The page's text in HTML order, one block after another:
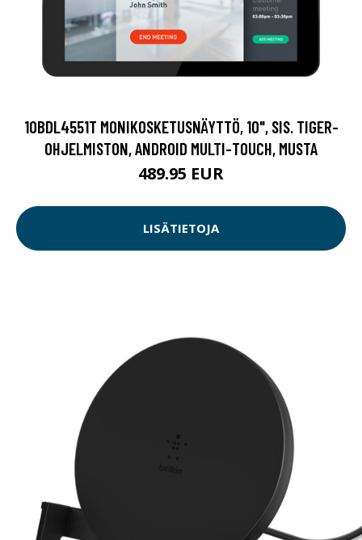
10BDL4551T MONIKOSKETUSNÄYTTÖ, 10", SIS. TIGER-
OHJELMISTON, ANDROID MULTI-TOUCH, MUSTA
489.95 EUR
LISÄTIETOJA